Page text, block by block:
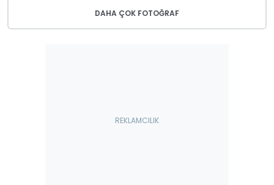
DAHA ÇOK FOTOĞRAF